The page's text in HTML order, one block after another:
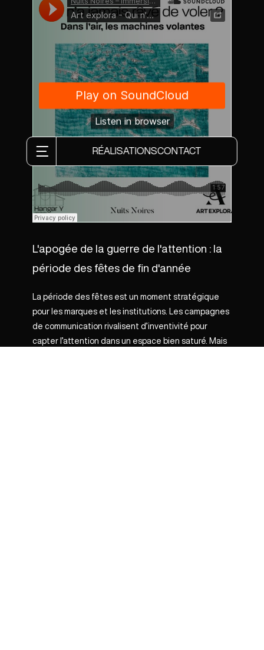
RÉALISATIONSCONTACT
L'apogée de la guerre de l'attention : la
période des fêtes de fin d'année
La période des fêtes est un moment stratégique
pour les marques et les institutions. Les campagnes
de communication rivalisent d’inventivité pour
capter l’attention dans un espace bien saturé. Mais